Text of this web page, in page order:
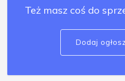
Też masz coś do
Dodaj